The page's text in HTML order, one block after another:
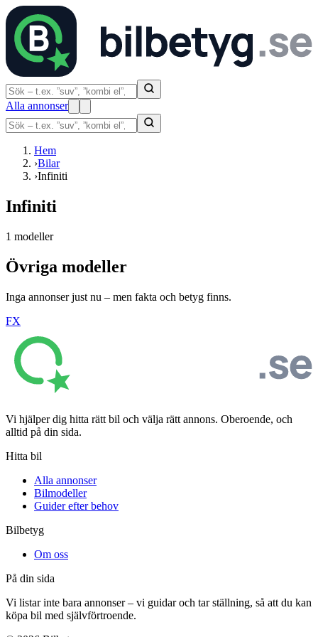
Alla annonser
Hem
›Bilar
›Infiniti
Infiniti
1 modeller
Övriga modeller
Inga annonser just nu – men fakta och betyg finns.
FX
Vi hjälper dig hitta rätt bil och välja rätt annons. Oberoende, och
alltid på din sida.
Hitta bil
Alla annonser
Bilmodeller
Guider efter behov
Bilbetyg
Om oss
På din sida
Vi listar inte bara annonser – vi guidar och tar ställning, så att du kan
köpa bil med självförtroende.